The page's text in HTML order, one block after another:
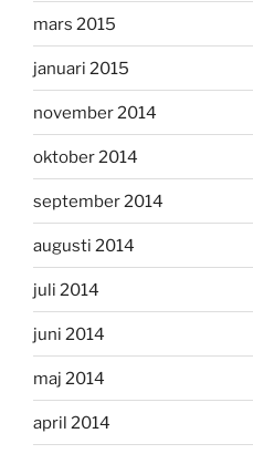
mars 2015
januari 2015
november 2014
oktober 2014
september 2014
augusti 2014
juli 2014
juni 2014
maj 2014
april 2014